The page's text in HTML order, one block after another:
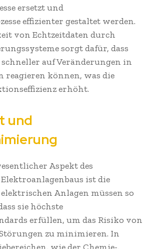
ersetzt und
effizienter gestaltet werden.
von Echtzeitdaten durch
sorgt dafür, dass
auf Veränderungen in
reagieren können, was die
erhöht.
und
Aspekt des
ist die
Anlagen müssen so
sie höchste
erfüllen, um das Risiko von
zu minimieren. In